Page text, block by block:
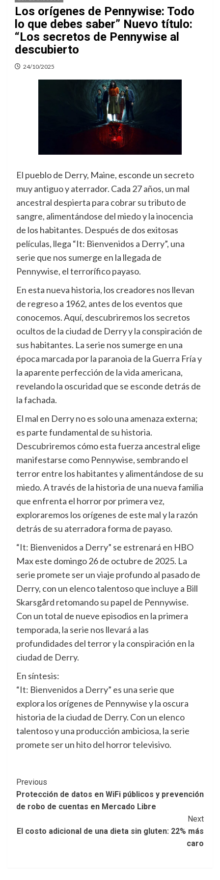
Los orígenes de Pennywise: Todo
lo que debes saber” Nuevo título:
“Los secretos de Pennywise al
descubierto
24/10/2025
El pueblo de Derry, Maine, esconde un secreto
muy antiguo y aterrador. Cada 27 años, un mal
ancestral despierta para cobrar su tributo de
sangre, alimentándose del miedo y la inocencia
de los habitantes. Después de dos exitosas
películas, llega “It: Bienvenidos a Derry”, una
serie que nos sumerge en la llegada de
Pennywise, el terrorífico payaso.
En esta nueva historia, los creadores nos llevan
de regreso a 1962, antes de los eventos que
conocemos. Aquí, descubriremos los secretos
ocultos de la ciudad de Derry y la conspiración de
sus habitantes. La serie nos sumerge en una
época marcada por la paranoia de la Guerra Fría y
la aparente perfección de la vida americana,
revelando la oscuridad que se esconde detrás de
la fachada.
El mal en Derry no es solo una amenaza externa;
es parte fundamental de su historia.
Descubriremos cómo esta fuerza ancestral elige
manifestarse como Pennywise, sembrando el
terror entre los habitantes y alimentándose de su
miedo. A través de la historia de una nueva familia
que enfrenta el horror por primera vez,
exploraremos los orígenes de este mal y la razón
detrás de su aterradora forma de payaso.
“It: Bienvenidos a Derry” se estrenará en HBO
Max este domingo 26 de octubre de 2025. La
serie promete ser un viaje profundo al pasado de
Derry, con un elenco talentoso que incluye a Bill
Skarsgård retomando su papel de Pennywise.
Con un total de nueve episodios en la primera
temporada, la serie nos llevará a las
profundidades del terror y la conspiración en la
ciudad de Derry.
En síntesis:
“It: Bienvenidos a Derry” es una serie que
explora los orígenes de Pennywise y la oscura
historia de la ciudad de Derry. Con un elenco
talentoso y una producción ambiciosa, la serie
promete ser un hito del horror televisivo.
Post
Navigation
Previous
Protección de datos en WiFi públicos y prevención
de robo de cuentas en Mercado Libre
Next
El costo adicional de una dieta sin gluten: 22% más
caro